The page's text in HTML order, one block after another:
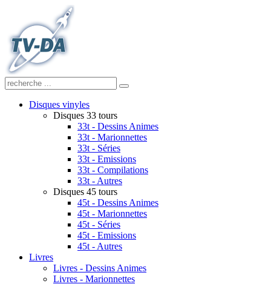
Disques vinyles
Disques 33 tours
33t - Dessins Animes
33t - Marionnettes
33t - Séries
33t - Emissions
33t - Compilations
33t - Autres
Disques 45 tours
45t - Dessins Animes
45t - Marionnettes
45t - Séries
45t - Emissions
45t - Autres
Livres
Livres - Dessins Animes
Livres - Marionnettes